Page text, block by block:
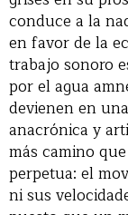
conduce a la
en favor de la
trabajo sonoro
por el agua
devienen en
anacrónica y
más camino
perpetua: el
ni sus